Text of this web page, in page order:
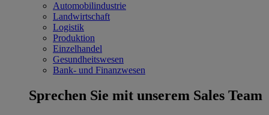
Automobilindustrie
Landwirtschaft
Logistik
Produktion
Einzelhandel
Gesundheitswesen
Bank- und Finanzwesen
Sprechen Sie mit unserem Sales Team